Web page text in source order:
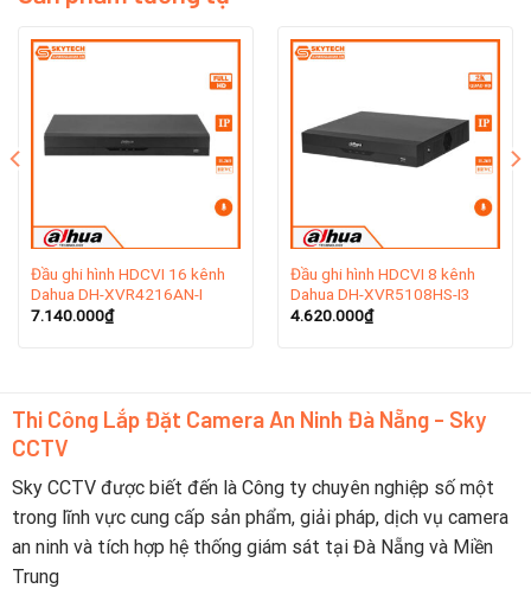
Dahua Technology là nhà sản xuất thiết bị giám sát
video đa quốc gia của Trung Quốc có trụ sở đặt tại
Hàng Châu, tỉnh Chiết Giang. Dahua được thành lập vào
năm 2001 hiện tại đang là nhà sản xuất thiết bị giám
sát video lớn thứ hai thế giới tính theo doanh thu.
Dahua Technology có sự hiện diện mạnh mẽ trên toàn
Điều này phản ánh rõ sự toàn cầu hóa và sự lan tỏa của
thương hiệu này, với 35 chi nhánh trên khắp Châu Á,
Châu Mỹ, Châu Âu, Trung Đông, Châu Đại Dương và
Châu Phi.
Năm 2002, Dahua trở thành công ty đầu tiên ở Trung
Quốc ra mắt máy quay video kỹ thuật số nhúng 8 kênh
thời gian thực. Kể từ đó, công ty đã tiếp tục đầu tư
xây dựng các khả năng R & D mạnh mẽ cho công nghệ
mới và đổi mới.
Đầu ghi hình HDCVI 16 kênh
Dahua DH-XVR4216AN-I
7.140.000₫
Đầu ghi hình HDCVI 8 kênh
Dahua DH-XVR5108HS-I3
4.620.000₫
Thi Công Lắp Đặt Camera An Ninh Đà Nẵng - Sky
CCTV
Sky CCTV được biết đến là Công ty chuyên nghiệp số một
trong lĩnh vực cung cấp sản phẩm, giải pháp, dịch vụ camera
an ninh và tích hợp hệ thống giám sát tại Đà Nẵng và Miền
Trung